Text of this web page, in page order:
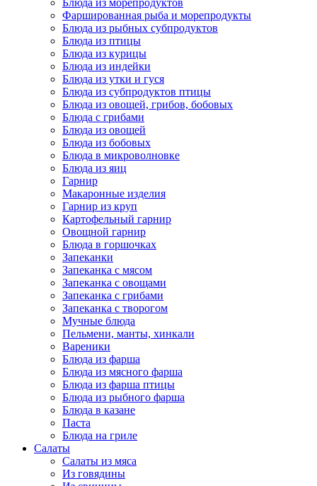
Блюда из морепродуктов
Фаршированная рыба и морепродукты
Блюда из рыбных субпродуктов
Блюда из птицы
Блюда из курицы
Блюда из индейки
Блюда из утки и гуся
Блюда из субпродуктов птицы
Блюда из овощей, грибов, бобовых
Блюда с грибами
Блюда из овощей
Блюда из бобовых
Блюда в микроволновке
Блюда из яиц
Гарнир
Макаронные изделия
Гарнир из круп
Картофельный гарнир
Овощной гарнир
Блюда в горшочках
Запеканки
Запеканка с мясом
Запеканка с овощами
Запеканка с грибами
Запеканка с творогом
Мучные блюда
Пельмени, манты, хинкали
Вареники
Блюда из фарша
Блюда из мясного фарша
Блюда из фарша птицы
Блюда из рыбного фарша
Блюда в казане
Паста
Блюда на гриле
Салаты
Салаты из мяса
Из говядины